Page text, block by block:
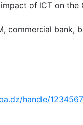
of ICT on the
commercial bank,
handle/